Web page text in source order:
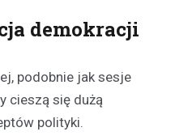
demokracji
podobnie jak sesje
cieszą się dużą
polityki.